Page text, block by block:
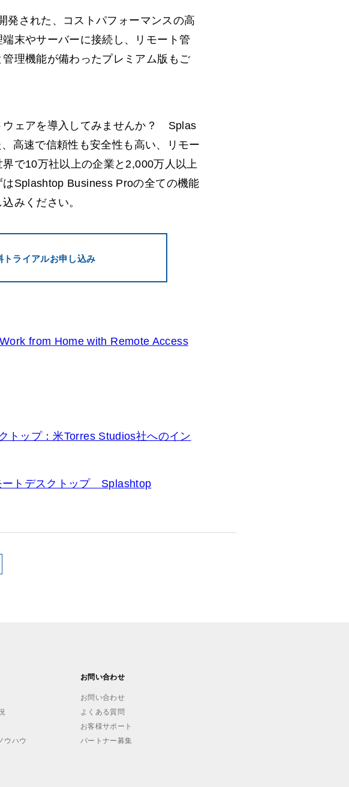
発された、コストパフォーマンスの高
末やサーバーに接続し、リモート管
理機能が備わったプレミアム版もご
ウェアを導入してみませんか？ Splas
高速で信頼性も安全性も高い、リモー
で10万社以上の企業と2,000万人以上
Splashtop Business Proの全ての機能
みください。
ライアルお申し込み
from Home with Remote Access
トップ：米Torres Studios社へのイン
ートデスクトップ Splashtop
ウハウ
お問い合わせ
お問い合わせ
よくある質問
お客様サポート
パートナー募集